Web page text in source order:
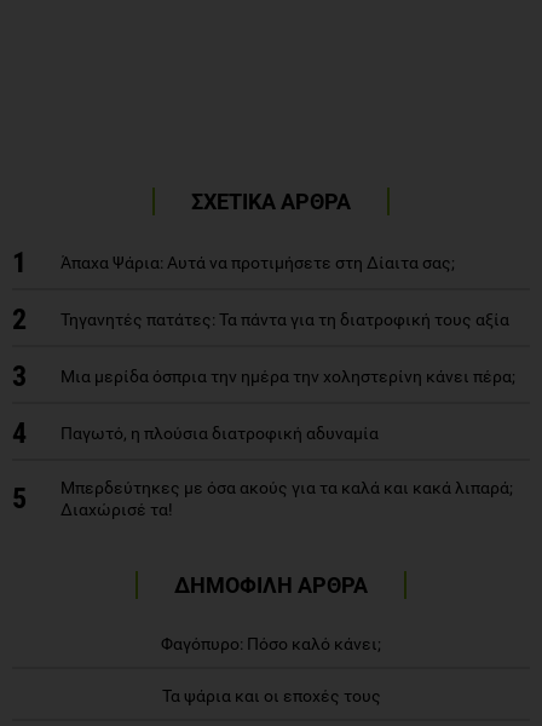
ΣΧΕΤΙΚΑ ΑΡΘΡΑ
1 Άπαχα Ψάρια: Αυτά να προτιμήσετε στη Δίαιτα σας;
2 Τηγανητές πατάτες: Τα πάντα για τη διατροφική τους αξία
3 Μια μερίδα όσπρια την ημέρα την χοληστερίνη κάνει πέρα;
4 Παγωτό, η πλούσια διατροφική αδυναμία
5
Μπερδεύτηκες με όσα ακούς για τα καλά και κακά λιπαρά;
Διαχώρισέ τα!
ΔΗΜΟΦΙΛΗ ΑΡΘΡΑ
Φαγόπυρο: Πόσο καλό κάνει;
Τα ψάρια και οι εποχές τους